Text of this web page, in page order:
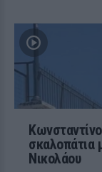
σκαλοπάτια
Νικολάου